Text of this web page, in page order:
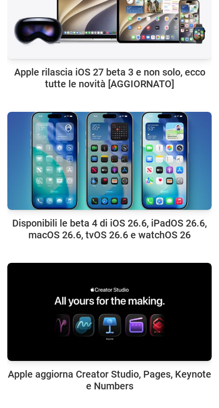
Apple rilascia iOS 27 beta 3 e non solo, ecco
tutte le novità [AGGIORNATO]
Disponibili le beta 4 di iOS 26.6, iPadOS 26.6,
macOS 26.6, tvOS 26.6 e watchOS 26
Apple aggiorna Creator Studio, Pages, Keynote
e Numbers